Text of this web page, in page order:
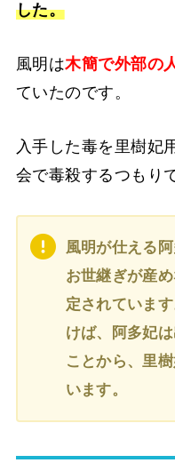
した。
風明は木簡で外部の
ていたのです。
入手した毒を里樹妃
会で毒殺するつもり
風明が仕える
お世継ぎが産
定されていま
けば、阿多妃
ことから、里
います。